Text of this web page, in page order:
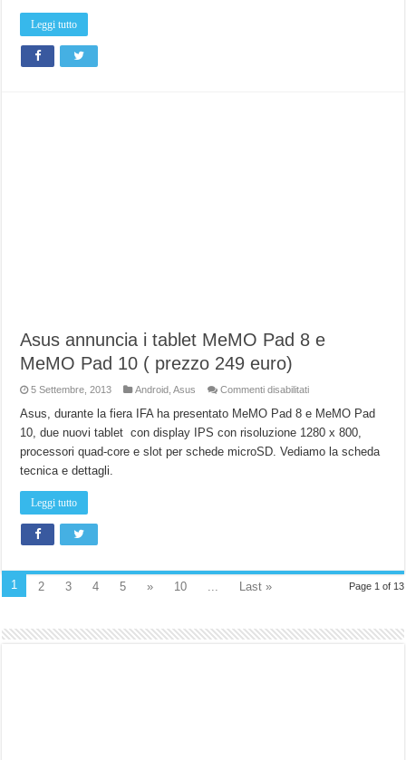
Leggi tutto
Asus annuncia i tablet MeMO Pad 8 e
MeMO Pad 10 ( prezzo 249 euro)
5 Settembre, 2013 Android ,Asus Commenti disabilitatisu
annuncia
i
tablet
Pad
Asus, durante la fiera IFA ha presentato MeMO Pad 8 e MeMO Pad
10, due nuovi tablet con display IPS con risoluzione 1280 x 800,
processori quad-core e slot per schede microSD. Vediamo la scheda
tecnica e dettagli.
Leggi tutto
Page 1 of 13
1 2 3 4 5 » 10 Last »